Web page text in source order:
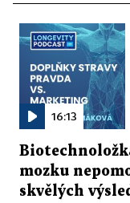
16:13
mozku
skvělých